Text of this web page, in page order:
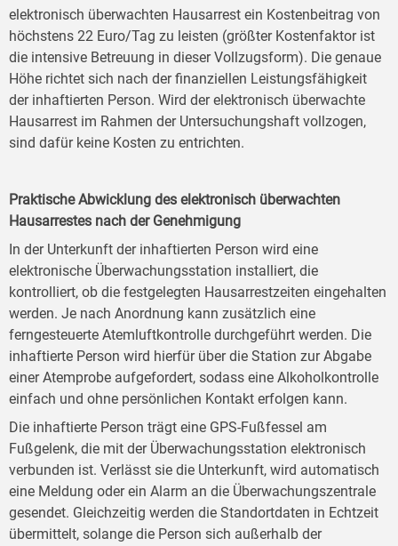
elektronisch überwachten Hausarrest ein Kostenbeitrag von
höchstens 22 Euro/Tag zu leisten (größter Kostenfaktor ist
die intensive Betreuung in dieser Vollzugsform). Die genaue
Höhe richtet sich nach der finanziellen Leistungsfähigkeit
der inhaftierten Person. Wird der elektronisch überwachte
Hausarrest im Rahmen der Untersuchungshaft vollzogen,
sind dafür keine Kosten zu entrichten.
Praktische Abwicklung des elektronisch überwachten
Hausarrestes nach der Genehmigung
In der Unterkunft der inhaftierten Person wird eine
elektronische Überwachungsstation installiert, die
kontrolliert, ob die festgelegten Hausarrestzeiten eingehalten
werden. Je nach Anordnung kann zusätzlich eine
ferngesteuerte Atemluftkontrolle durchgeführt werden. Die
inhaftierte Person wird hierfür über die Station zur Abgabe
einer Atemprobe aufgefordert, sodass eine Alkoholkontrolle
einfach und ohne persönlichen Kontakt erfolgen kann.
Die inhaftierte Person trägt eine GPS-Fußfessel am
Fußgelenk, die mit der Überwachungsstation elektronisch
verbunden ist. Verlässt sie die Unterkunft, wird automatisch
eine Meldung oder ein Alarm an die Überwachungszentrale
gesendet. Gleichzeitig werden die Standortdaten in Echtzeit
übermittelt, solange die Person sich außerhalb der